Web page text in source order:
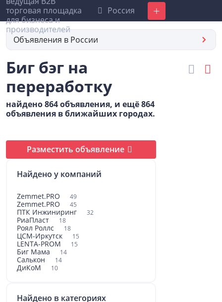
Россия Добавить
Объявления в России
Биг бэг на
переработку
найдено 864 объявления, и ещё 864
объявления в ближайших городах.
Разместить объявление
Найдено у компаний
Zemmet.PRO 49
Zemmet.PRO 45
ПТК Инжиниринг 32
РиаПласт 18
Роял Роллс 18
ЦСМ-Иркутск 15
LENTA-PROM 15
Биг Мама 14
Салькон 14
ДиКоМ 10
Найдено в категориях